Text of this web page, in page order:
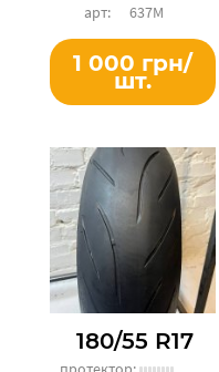
637М
1 000 грн/
шт.
180/55 R17